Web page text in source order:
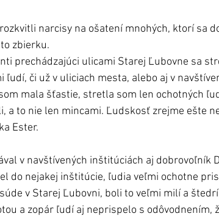
narcisy na ošatení mnohých, ktorí sa
zbierku.
prechádzajúci ulicami Starej Ľubovne sa
ľudí, či už v uliciach mesta, alebo aj v
mala šťastie, stretla som len ochotných
a to nie len mincami. Ľudskosť zrejme ešte
Ester.
v navštívených inštitúciách aj dobrovoľník
do nejakej inštitúcie, ľudia veľmi ochotne
v Starej Ľubovni, boli to veľmi milí a
a zopár ľudí aj neprispelo s odôvodnením,